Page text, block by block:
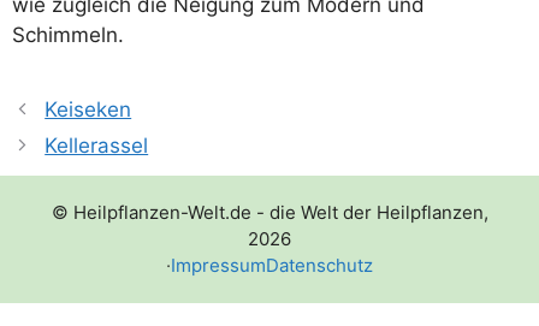
wie zugleich die Nei­gung zum Modern und
Schimmeln.
Keiseken
Kellerassel
© Heilpflanzen-Welt.de - die Welt der Heilpflanzen,
2026
·ImpressumDatenschutz